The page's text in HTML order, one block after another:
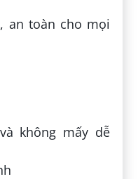
an toàn cho mọi
không mấy dễ